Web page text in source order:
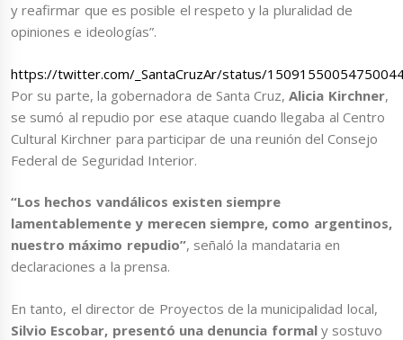
y reafirmar que es posible el respeto y la pluralidad de
opiniones e ideologías”.
https://twitter.com/_SantaCruzAr/status/
Por su parte, la gobernadora de Santa Cruz,Alicia Kirchner,
se sumó al repudio por ese ataque cuando llegaba al Centro
Cultural Kirchner para participar de una reunión del Consejo
Federal de Seguridad Interior.
“Los hechos vandálicos existen siempre
lamentablemente y merecen siempre, como argentinos,
nuestro máximo repudio”, señaló la mandataria en
declaraciones a la prensa.
En tanto, el director de Proyectos de la municipalidad local,
Silvio Escobar, presentó una denuncia formaly sostuvo